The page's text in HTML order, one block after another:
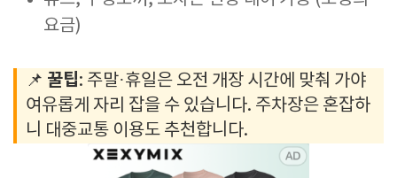
요금)
📌 꿀팁: 주말·휴일은 오전 개장 시간에 맞춰 가야
여유롭게 자리 잡을 수 있습니다. 주차장은 혼잡하
니 대중교통 이용도 추천합니다.